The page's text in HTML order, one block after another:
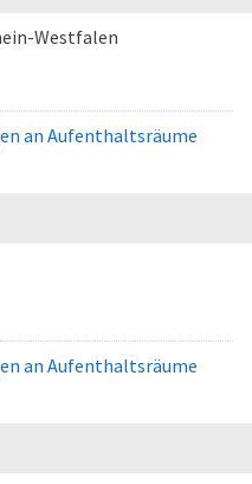
Westfalen
an Aufenthaltsräume
an Aufenthaltsräume